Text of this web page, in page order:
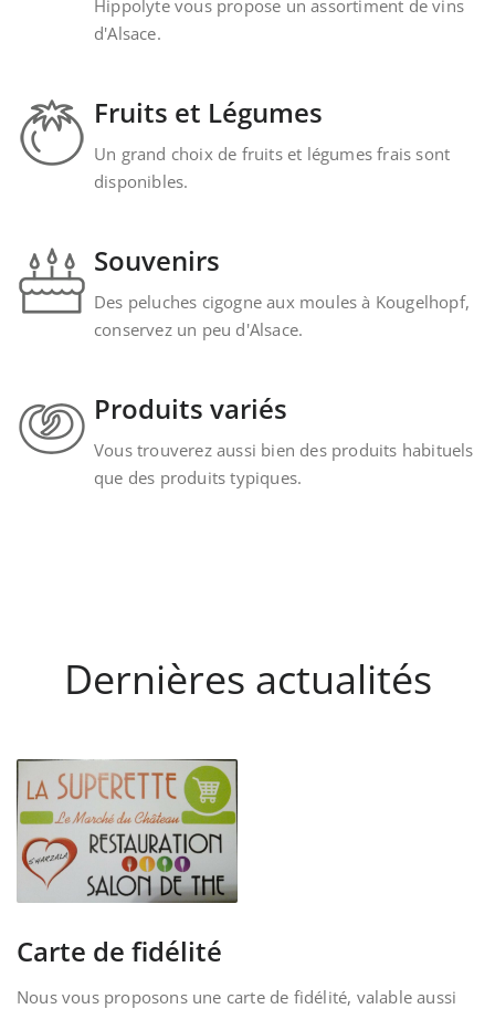
Hippolyte vous propose un assortiment de vins
d'Alsace.
Fruits et Légumes
Un grand choix de fruits et légumes frais sont
disponibles.
Souvenirs
Des peluches cigogne aux moules à Kougelhopf,
conservez un peu d'Alsace.
Produits variés
Vous trouverez aussi bien des produits habituels
que des produits typiques.
Dernières actualités
Carte de fidélité
Nous vous proposons une carte de fidélité, valable aussi